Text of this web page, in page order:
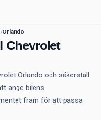
Orlando
Chevrolet
Orlando och säkerställ
ange bilens
fram för att passa